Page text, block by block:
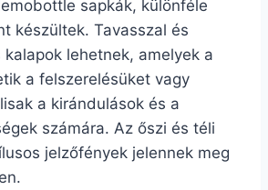
sapkák, különféle
készültek. Tavasszal és
kalapok lehetnek, amelyek a
a felszerelésüket vagy
a kirándulások és a
számára. Az őszi és téli
jelzőfények jelennek meg